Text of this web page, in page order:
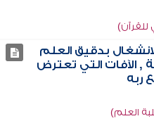
للقرآن)
بدقيق العلم
, الآفات التي تعترض
ربه
العلم)